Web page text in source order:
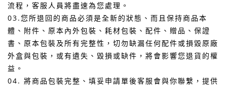
流程，客服人員將盡速為您處理。
03.您所退回的商品必須是全新的狀態、而且保持商品本
體、附件、原本內外包裝、耗材包裝、配件、贈品、保證
書、原本包裝及所有完整性，切勿缺漏任何配件或損毀原廠
外盒與包裝，或有遺失、毀損或缺件，將會影響您退貨的權
益。
04. 將商品包裝完整、填妥申請單後客服會與你聯繫，提供